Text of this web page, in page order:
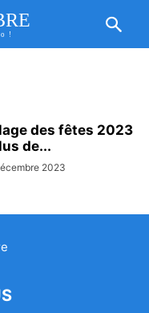
!
des fêtes 2023
de...
2023